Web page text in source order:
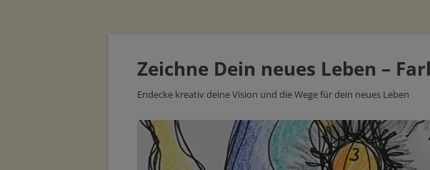
Zeichne Dein neues Leben –
Endecke kreativ deine Vision und die Wege für dein neues Leben